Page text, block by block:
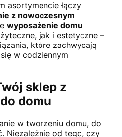
asortymencie łączy
z nowoczesnym
wyposażenie domu
jak i estetyczne –
które zachwycają
w codziennym
sklep z
domu
w tworzeniu domu, do
Niezależnie od tego, czy